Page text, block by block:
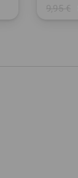
9,95 €